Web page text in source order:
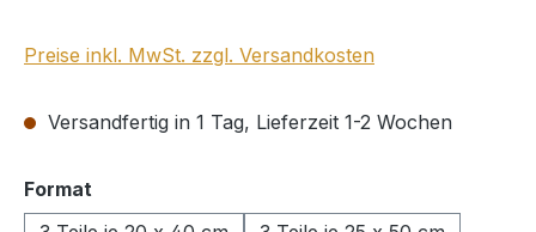
Preise inkl. MwSt. zzgl. Versandkosten
Versandfertig in 1 Tag, Lieferzeit 1-2 Wochen
Format